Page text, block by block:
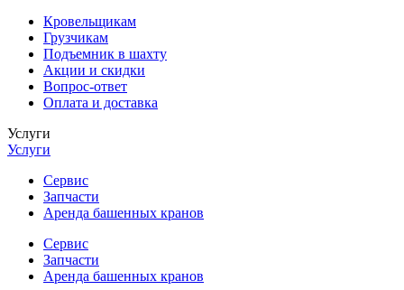
Кровельщикам
Грузчикам
Подъемник в шахту
Акции и скидки
Вопрос-ответ
Оплата и доставка
Услуги
Услуги
Сервис
Запчасти
Аренда башенных кранов
Сервис
Запчасти
Аренда башенных кранов